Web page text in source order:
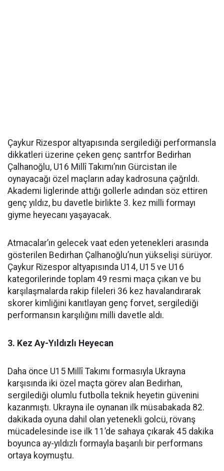
Çaykur Rizespor altyapısında sergilediği performansla
dikkatleri üzerine çeken genç santrfor Bedirhan
Çalhanoğlu, U16 Millî Takımı’nın Gürcistan ile
oynayacağı özel maçların aday kadrosuna çağrıldı.
Akademi liglerinde attığı gollerle adından söz ettiren
genç yıldız, bu davetle birlikte 3. kez milli formayı
giyme heyecanı yaşayacak.
Atmacalar’ın gelecek vaat eden yetenekleri arasında
gösterilen Bedirhan Çalhanoğlu’nun yükselişi sürüyor.
Çaykur Rizespor altyapısında U14, U15 ve U16
kategorilerinde toplam 49 resmi maça çıkan ve bu
karşılaşmalarda rakip fileleri 36 kez havalandırarak
skorer kimliğini kanıtlayan genç forvet, sergilediği
performansın karşılığını milli davetle aldı.
3. Kez Ay-Yıldızlı Heyecan
Daha önce U15 Millî Takımı formasıyla Ukrayna
karşısında iki özel maçta görev alan Bedirhan,
sergilediği olumlu futbolla teknik heyetin güvenini
kazanmıştı. Ukrayna ile oynanan ilk müsabakada 82.
dakikada oyuna dahil olan yetenekli golcü, rövanş
mücadelesinde ise ilk 11’de sahaya çıkarak 45 dakika
boyunca ay-yıldızlı formayla başarılı bir performans
ortaya koymuştu.